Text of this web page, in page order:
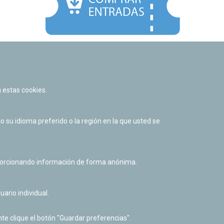
Política de cookies
Derecho de acceso a información pública
cookies.
su idioma preferido o la región en la que usted se
información de forma anónima.
individual.
clique el botón "Guardar preferencias".